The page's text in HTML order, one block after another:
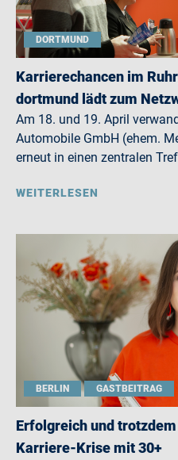
DORTMUND
Karrierechancen im
dortmund lädt zum
Am 18. und 19. April
Automobile GmbH (ehem.
erneut in einen zentralen
WEITERLESEN
BERLIN GASTBEITRAG
Erfolgreich und
Karriere-Krise mit 30+